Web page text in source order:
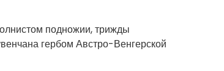
подножии, трижды
гербом Австро-Венгерской